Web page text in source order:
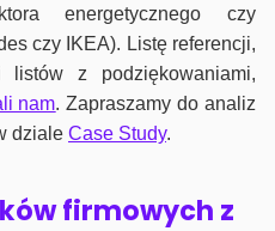
energetycznego czy
czy IKEA). Listę referencji,
z podziękowaniami,
nam. Zapraszamy do analiz
dziale Case Study.
firmowych z